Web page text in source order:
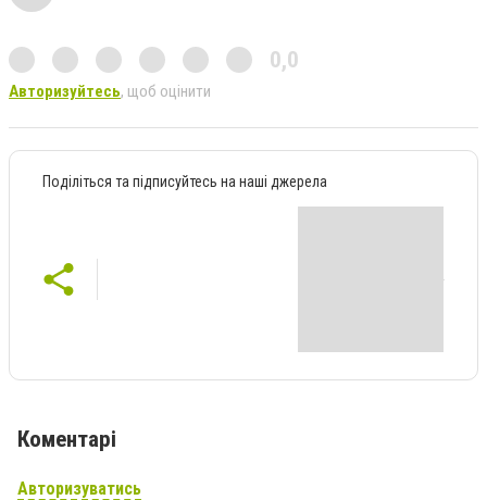
0,0
Авторизуйтесь, щоб оцінити
Поділіться та підписуйтесь на наші джерела
Коментарі
Авторизуватись